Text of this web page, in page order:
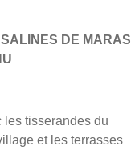
DE MARAS
les tisserandes du
et les terrasses